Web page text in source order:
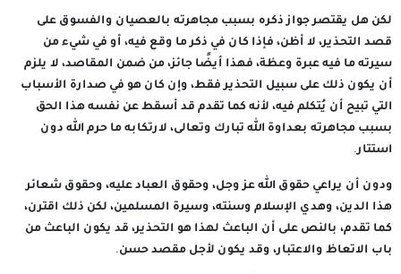
لكن هل يقتصر جواز ذكره بسبب مجاهرته بالعصيان والفسوق على
قصد التحذير، لا أظن، فإذا كان في ذكر ما وقع فيه، أو في شيء من
سيرته ما فيه عبرة وعظة، فهذا أيضًا جائز، من ضمن المقاصد، لا يلزم
أن يكون ذلك على سبيل التحذير فقط، وإن كان هو في صدارة الأسباب
التي تبيح أن يُتكلم فيه، لأنه كما تقدم قد أسقط عن نفسه هذا الحق
بسبب مجاهرته بعداوة الله تبارك وتعالى، لارتكابه ما حرم الله دون
استتار.
ودون أن يراعي حقوق الله عز وجل، وحقوق العباد عليه، وحقوق شعائر
هذا الدين، وهدي الإسلام وسنته، وسيرة المسلمين، لكن ذلك اقترن،
كما تقدم، بالنص على أن الباعث لهذا هو التحذير، قد يكون الباعث من
باب الاتعاظ والاعتبار، وقد يكون لأجل مقصد حسن.